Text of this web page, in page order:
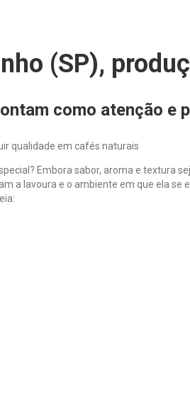
(SP),
como atenção e
Embora sabor, aroma e textura
a lavoura e o ambiente em que ela se